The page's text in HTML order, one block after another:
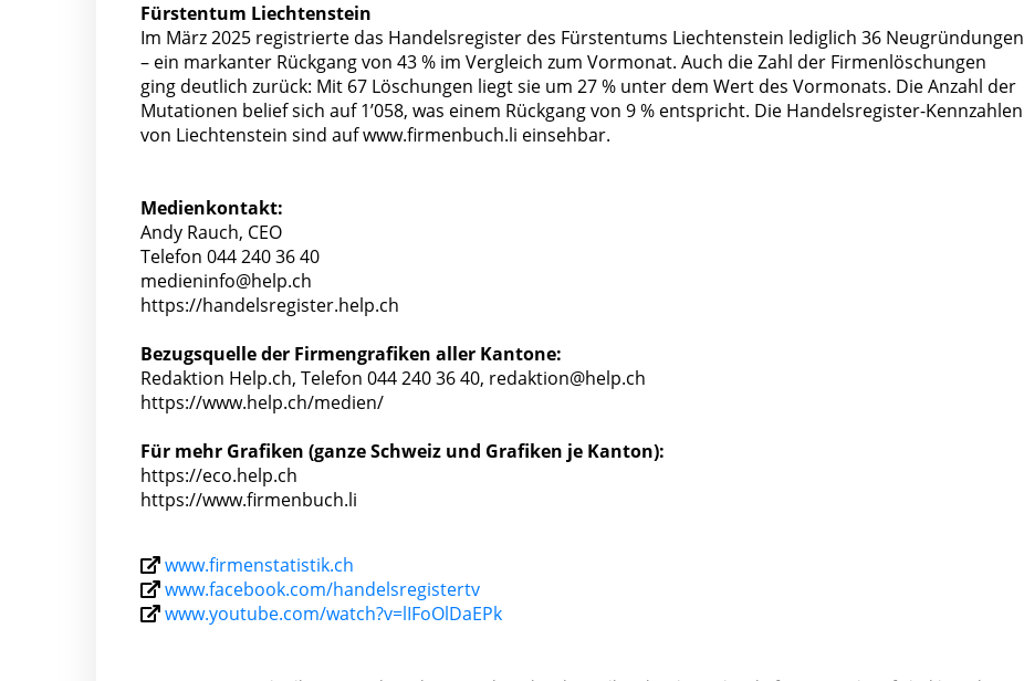
Fürstentum Liechtenstein
Im März 2025 registrierte das Handelsregister des Fürstentums Liechtenstein lediglich 36 Neugründungen
– ein markanter Rückgang von 43 % im Vergleich zum Vormonat. Auch die Zahl der Firmenlöschungen
ging deutlich zurück: Mit 67 Löschungen liegt sie um 27 % unter dem Wert des Vormonats. Die Anzahl der
Mutationen belief sich auf 1’058, was einem Rückgang von 9 % entspricht. Die Handelsregister-Kennzahlen
von Liechtenstein sind auf www.firmenbuch.li einsehbar.
Medienkontakt:
Andy Rauch, CEO
Telefon 044 240 36 40
medieninfo@help.ch
https://handelsregister.help.ch
Bezugsquelle der Firmengrafiken aller Kantone:
Redaktion Help.ch, Telefon 044 240 36 40, redaktion@help.ch
https://www.help.ch/medien/
Für mehr Grafiken (ganze Schweiz und Grafiken je Kanton):
https://eco.help.ch
https://www.firmenbuch.li
www.firmenstatistik.ch
www.facebook.com/handelsregistertv
www.youtube.com/watch?v=lIFoOlDaEPk